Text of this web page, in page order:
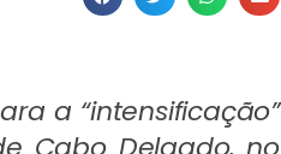
a “intensificação”